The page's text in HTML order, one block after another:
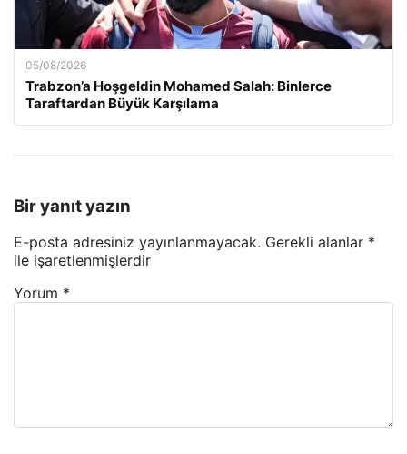
05/08/2026
Trabzon’a Hoşgeldin Mohamed Salah: Binlerce
Taraftardan Büyük Karşılama
Bir yanıt yazın
E-posta adresiniz yayınlanmayacak. Gerekli alanlar *
ile işaretlenmişlerdir
Yorum *